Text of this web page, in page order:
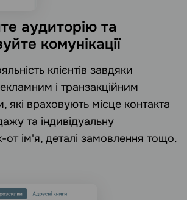
аудиторію та
комунікації
клієнтів завдяки
і транзакційним
які враховують місце контакта
та індивідуальну
от ім'я, деталі замовлення тощо.